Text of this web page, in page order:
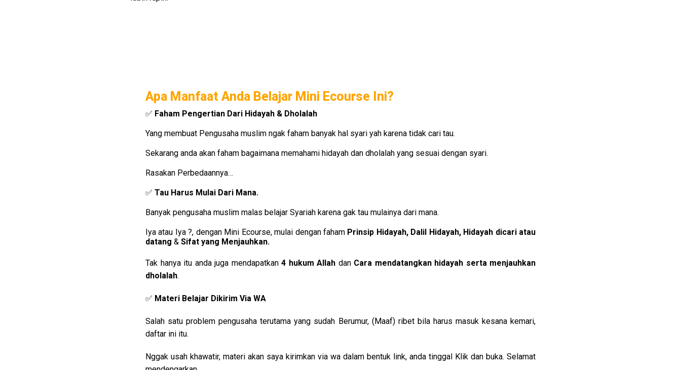
Apa Manfaat Anda Belajar Mini Ecourse Ini?
✅ Faham Pengertian Dari Hidayah & Dholalah
Yang membuat Pengusaha muslim ngak faham banyak hal syari yah karena tidak cari tau.
Sekarang anda akan faham bagaimana memahami hidayah dan dholalah yang sesuai dengan syari.
Rasakan Perbedaannya…
✅ Tau Harus Mulai Dari Mana.
Banyak pengusaha muslim malas belajar Syariah karena gak tau mulainya dari mana.
Iya atau Iya ?, dengan Mini Ecourse, mulai dengan faham Prinsip Hidayah, Dalil Hidayah, Hidayah dicari atau
datang & Sifat yang Menjauhkan.
Tak hanya itu anda juga mendapatkan 4 hukum Allah dan Cara mendatangkan hidayah serta menjauhkan
dholalah.
✅ Materi Belajar Dikirim Via WA
Salah satu problem pengusaha terutama yang sudah Berumur, (Maaf) ribet bila harus masuk kesana kemari,
daftar ini itu.
Nggak usah khawatir, materi akan saya kirimkan via wa dalam bentuk link, anda tinggal Klik dan buka. Selamat